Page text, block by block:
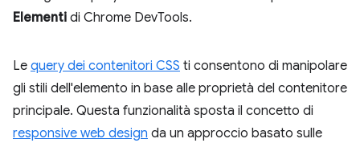
Elementi di Chrome DevTools.
Le query dei contenitori CSS ti consentono di manipolare
gli stili dell'elemento in base alle proprietà del contenitore
principale. Questa funzionalità sposta il concetto di
responsive web design da un approccio basato sulle